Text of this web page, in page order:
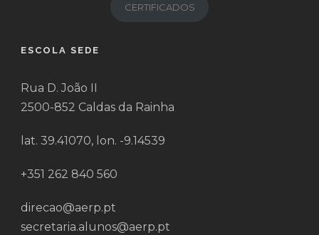
CERTIFICADOS
ESCOLA SEDE
Rua D. João II
2500-852 Caldas da Rainha
lat. 39.41070, lon. -9.14539
+351 262 840 560
direcao@aerp.pt
secretaria.alunos@aerp.pt